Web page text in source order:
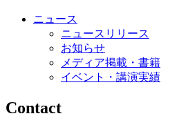
ニュース
ニュースリリース
お知らせ
メディア掲載・書籍
イベント・講演実績
Contact